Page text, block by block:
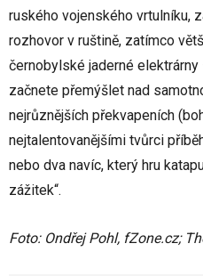
ruského vojenského vrtulníku,
rozhovor v ruštině, zatímco
černobylské jaderné
začnete přemýšlet nad
nejrůznějších překvapeních
nejtalentovanějšími tvůrci
nebo dva navíc, který hru
zážitek“.
Foto: Ondřej Pohl, fZone.cz;